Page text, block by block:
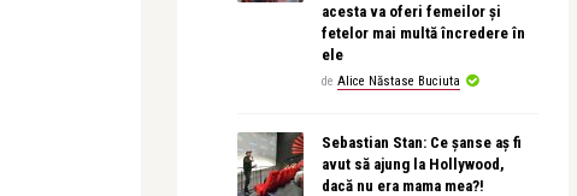
acesta va oferi femeilor și
fetelor mai multă încredere în
ele
de Alice Năstase Buciuta
Sebastian Stan: Ce șanse aș fi
avut să ajung la Hollywood,
dacă nu era mama mea?!